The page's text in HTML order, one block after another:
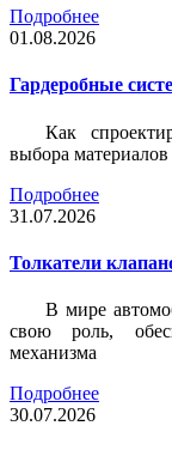
Подробнее
01.08.2026
Гардеробные
Как
выбора
Подробнее
31.07.2026
Толкатели
В мире
свою роль,
механизма
Подробнее
30.07.2026